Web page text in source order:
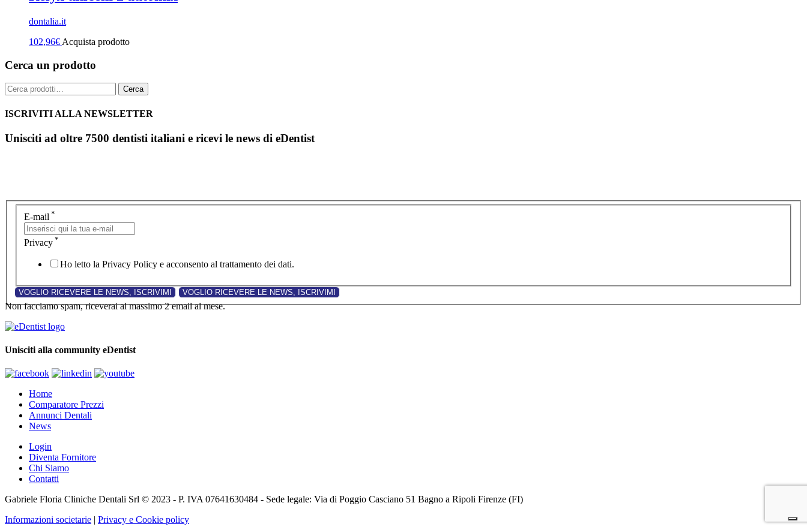
dontalia.it
102,96€ Acquista prodotto
Cerca un prodotto
Cerca: Cerca
ISCRIVITI ALLA NEWSLETTER
Unisciti ad oltre 7500 dentisti italiani e ricevi le news di eDentist
E-mail *
Privacy *
Ho letto la Privacy Policy e acconsento al trattamento dei dati.
Non facciamo spam, riceverai al massimo 2 email al mese.
Unisciti alla community eDentist
Home
Comparatore Prezzi
Annunci Dentali
News
Login
Diventa Fornitore
Chi Siamo
Contatti
Gabriele Floria Cliniche Dentali Srl © 2023 - P. IVA 07641630484 - Sede legale: Via di Poggio Casciano 51 Bagno a Ripoli Firenze (FI)
Informazioni societarie | Privacy e Cookie policy